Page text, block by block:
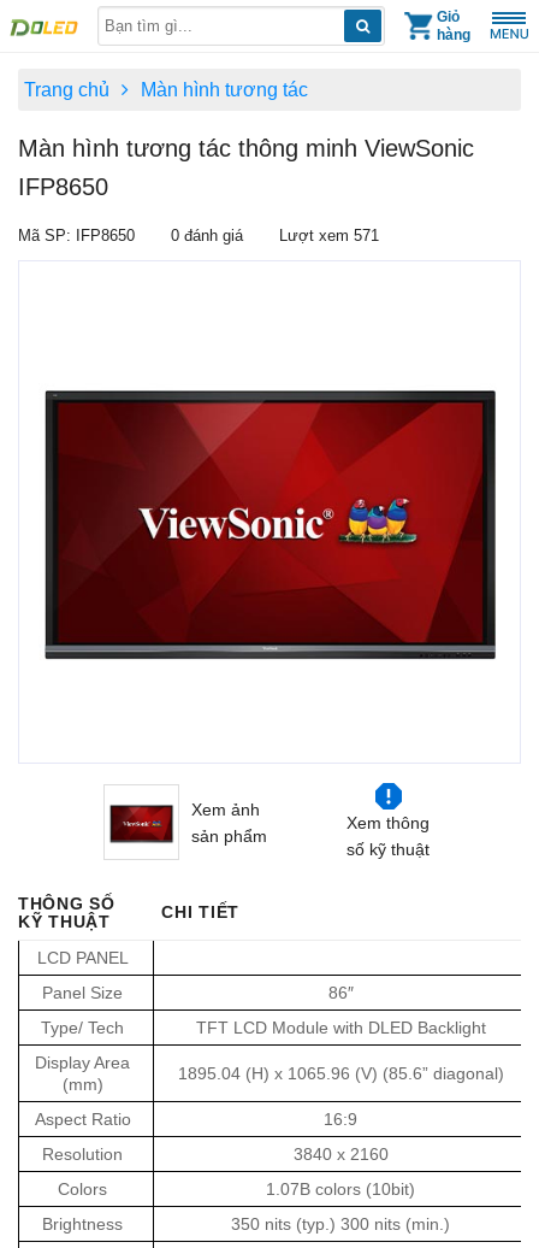
Giỏ
hàng
Trang chủ Màn hình tương tác
Màn hình tương tác thông minh ViewSonic
IFP8650
Mã SP: IFP8650 0 đánh giá Lượt xem 571
Xem ảnh
sản phẩm
Xem thông
số kỹ thuật
THÔNG SỐ
KỸ THUẬT
CHI TIẾT
LCD PANEL
Panel Size
86″
Type/ Tech
TFT LCD Module with DLED Backlight
Display Area
(mm)
1895.04 (H) x 1065.96 (V) (85.6” diagonal)
Aspect Ratio
16:9
Resolution
3840 x 2160
Colors
1.07B colors (10bit)
Brightness
350 nits (typ.) 300 nits (min.)